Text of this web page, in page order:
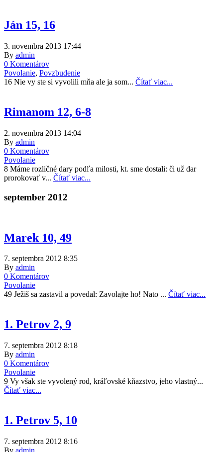
Ján 15, 16
3. novembra 2013 17:44
By admin
0 Komentárov
Povolanie, Povzbudenie
16 Nie vy ste si vyvolili mňa ale ja som... Čítať viac...
Rimanom 12, 6-8
2. novembra 2013 14:04
By admin
0 Komentárov
Povolanie
8 Máme rozličné dary podľa milosti, kt. sme dostali: či už dar
prorokovať v... Čítať viac...
september 2012
Marek 10, 49
7. septembra 2012 8:35
By admin
0 Komentárov
Povolanie
49 Ježiš sa zastavil a povedal: Zavolajte ho! Nato ... Čítať viac...
1. Petrov 2, 9
7. septembra 2012 8:18
By admin
0 Komentárov
Povolanie
9 Vy však ste vyvolený rod, kráľovské kňazstvo, jeho vlastný...
Čítať viac...
1. Petrov 5, 10
7. septembra 2012 8:16
By admin